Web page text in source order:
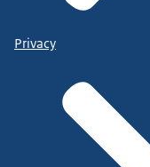
Privacy